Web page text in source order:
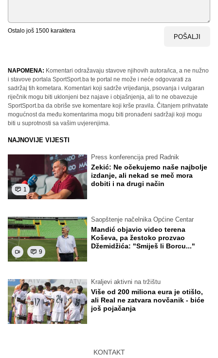
Ostalo još 1500 karaktera
POŠALJI
NAPOMENA: Komentari odražavaju stavove njihovih autora/ica, a ne nužno
i stavove portala SportSport.ba te portal ne može i neće odgovarati za
sadržaj tih kometara. Komentari koji sadrže vrijeđanja, psovanja i vulgaran
riječnik mogu biti uklonjeni bez najave i objašnjenja, ali to ne obavezuje
SportSport.ba da obriše sve komentare koji krše pravila. Čitanjem prihvatate
mogućnost da među komentarima mogu biti pronađeni sadržaji koji mogu
biti u suprotnosti sa vašim uvjerenjima.
NAJNOVIJE VIJESTI
1
Press konferencija pred Radnik
Zekić: Ne očekujemo naše najbolje
izdanje, ali nekad se meč mora
dobiti i na drugi način
9
Saopštenje načelnika Općine Centar
Mandić objavio video terena
Koševa, pa žestoko prozvao
Džemidžića: "Smiješ li Borcu..."
Kraljevi aktivni na tržištu
Više od 200 miliona eura je otišlo,
ali Real ne zatvara novčanik - biće
još pojačanja
KONTAKT